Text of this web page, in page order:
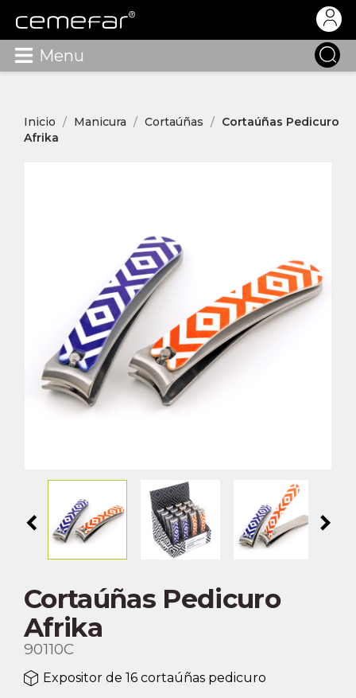
Menu
Inicio Manicura Cortaúñas
Cortaúñas Pedicuro
Afrika
chevron_left chevron_right
Cortaúñas Pedicuro
Afrika
90110C
Expositor de 16 cortaúñas pedicuro